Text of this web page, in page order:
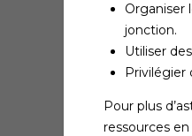
Organiser
jonction.
Utiliser
Privilégier
Pour plus
ressources